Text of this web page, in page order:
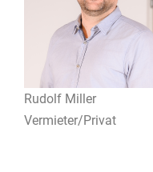
Rudolf Miller
Vermieter/Privat